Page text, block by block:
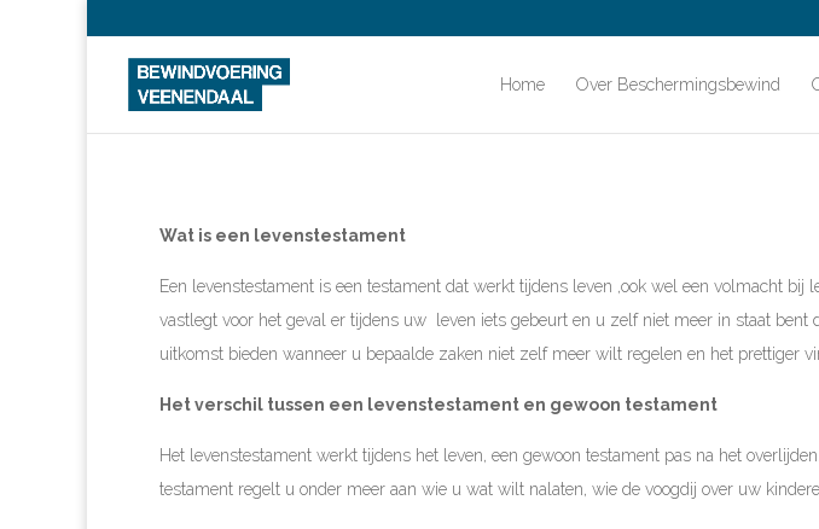
Home Over Beschermingsbewind
Wat is een levenstestament
Een levenstestament is een testament dat werkt tijdens leven ,ook wel een volmacht
vastlegt voor het geval er tijdens uw leven iets gebeurt en u zelf niet meer in staat
uitkomst bieden wanneer u bepaalde zaken niet zelf meer wilt regelen en het prettiger
Het verschil tussen een levenstestament en gewoon testament
Het levenstestament werkt tijdens het leven, een gewoon testament pas na het
testament regelt u onder meer aan wie u wat wilt nalaten, wie de voogdij over uw